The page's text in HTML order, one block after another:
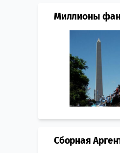
Миллионы
Сборная